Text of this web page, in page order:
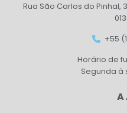
Rua São Carlos do Pinhal,
+55
Horário de
Segunda à
A